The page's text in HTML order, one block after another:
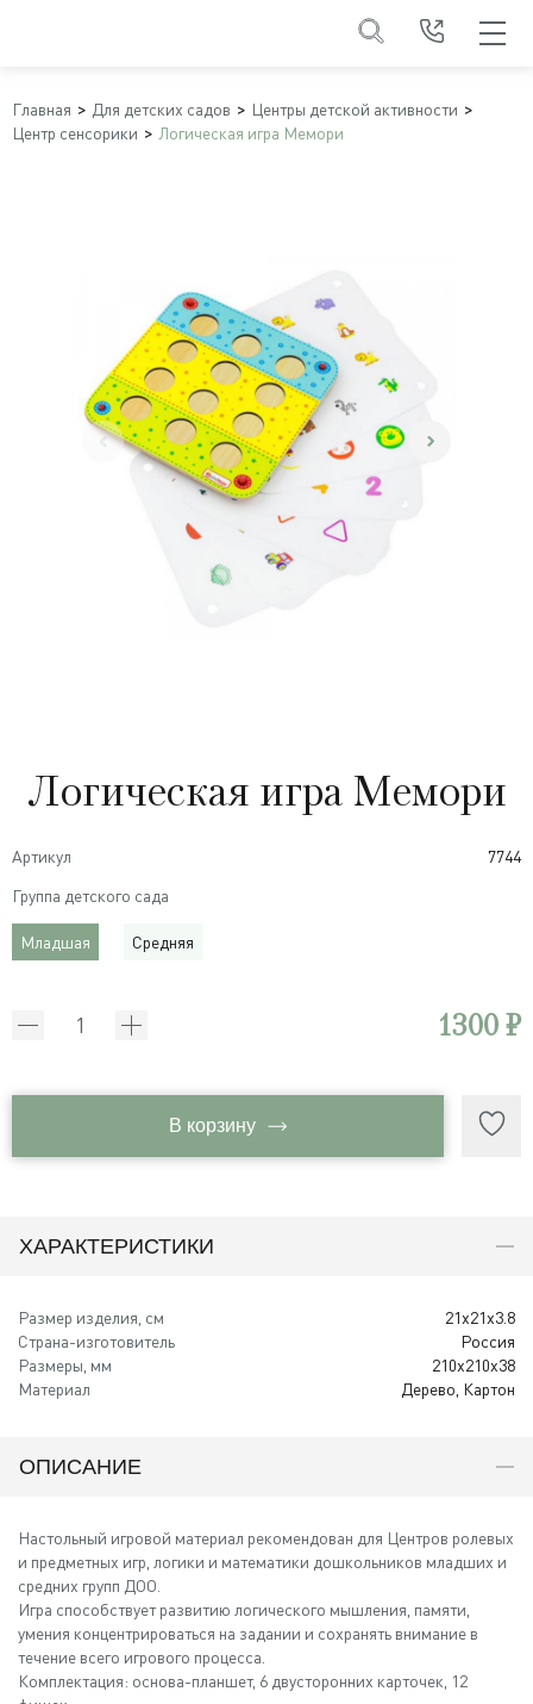
Главная Для детских садов
Центры детской активности
Центр сенсорики
Логическая игра Мемори
Логическая игра Мемори
Артикул
7744
Группа детского сада
Младшая Средняя
1300 ₽
В корзину
ХАРАКТЕРИСТИКИ
Размер изделия, см
21x21x3.8
Страна-изготовитель
Россия
Размеры, мм
210х210х38
Материал
Дерево, Картон
ОПИСАНИЕ
Настольный игровой материал рекомендован для Центров ролевых
и предметных игр, логики и математики дошкольников младших и
средних групп ДОО.
Игра способствует развитию логического мышления, памяти,
умения концентрироваться на задании и сохранять внимание в
течение всего игрового процесса.
Комплектация: основа-планшет, 6 двусторонних карточек, 12